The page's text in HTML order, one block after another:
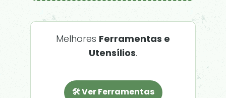
Melhores Ferramentas e
Utensílios.
🛠️ Ver Ferramentas